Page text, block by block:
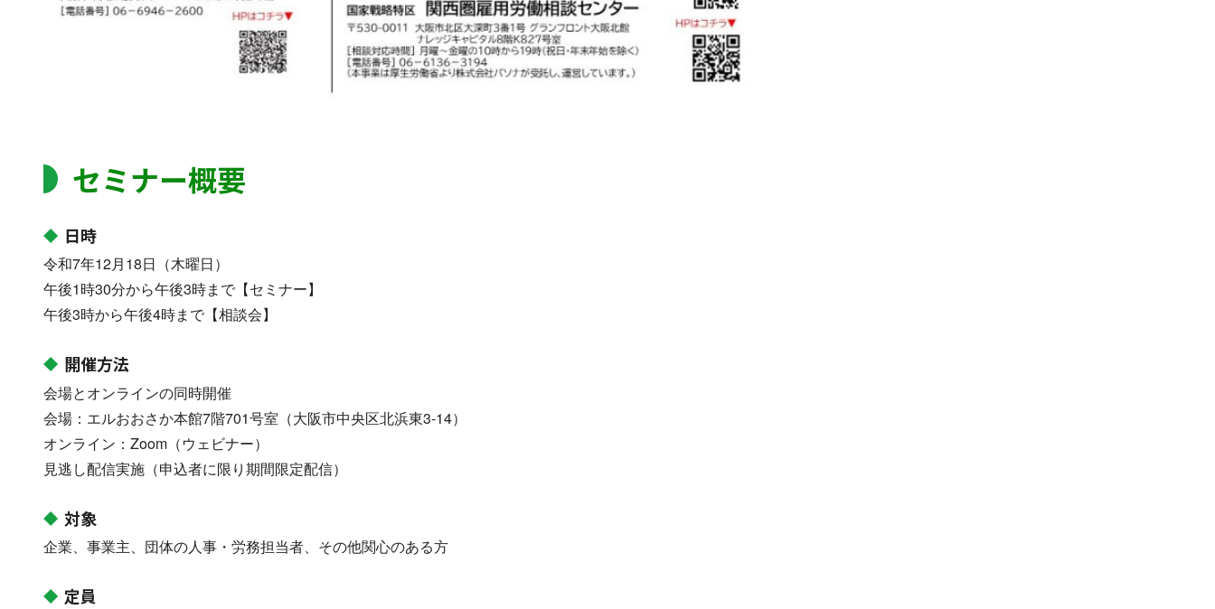
セミナー概要
日時
令和7年12月18日（木曜日）
午後1時30分から午後3時まで【セミナー】
午後3時から午後4時まで【相談会】
開催方法
会場とオンラインの同時開催
会場：エルおおさか本館7階701号室（大阪市中央区北浜東3-14）
オンライン：Zoom（ウェビナー）
見逃し配信実施（申込者に限り期間限定配信）
対象
企業、事業主、団体の人事・労務担当者、その他関心のある方
定員